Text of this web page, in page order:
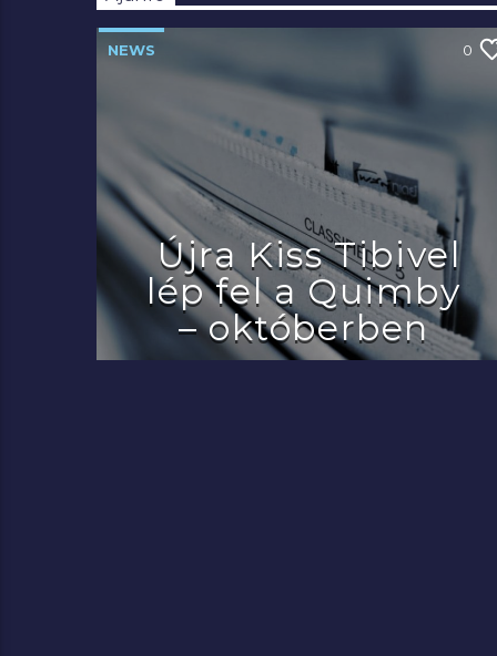
NEWS 0
Újra Kiss Tibivel
lép fel a Quimby
– októberben